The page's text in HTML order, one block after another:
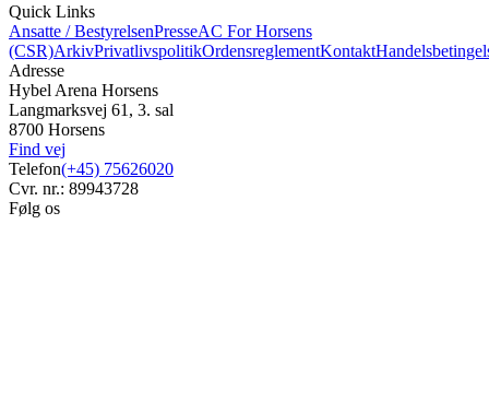
Quick Links
Ansatte / BestyrelsenPresseAC For Horsens
(CSR)ArkivPrivatlivspolitikOrdensreglementKontakt
Adresse
Hybel Arena Horsens
Langmarksvej 61, 3. sal
8700 Horsens
Find vej
Telefon(+45) 75626020
Cvr. nr.: 89943728
Følg os